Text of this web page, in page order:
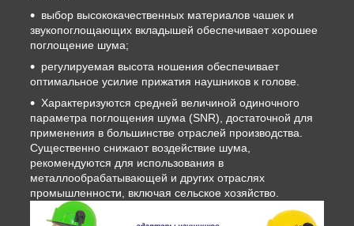
выбор высококачественных материалов чашек и
звукопоглощающих вкладышей обеспечивает хорошее
поглощение шума;
регулируемая высота ношения обеспечивает
оптимальное усилие прижатия наушников к голове.
Характеризуются средней величиной одиночного
параметра поглощения шума (SNR), достаточной для
применения в большинстве отраслей производства.
Существенно снижают воздействие шума,
рекомендуются для использования в
металлообрабатывающей и других отраслях
промышленности, включая сельское хозяйство.